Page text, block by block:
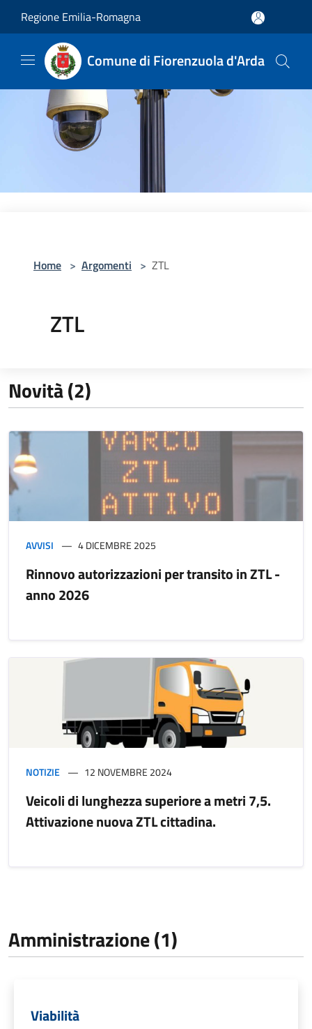
Regione Emilia-Romagna
Comune di Fiorenzuola d'Arda
Home > Argomenti > ZTL
ZTL
Novità (2)
AVVISI 4 DICEMBRE 2025
Rinnovo autorizzazioni per transito in ZTL -
anno 2026
NOTIZIE 12 NOVEMBRE 2024
Veicoli di lunghezza superiore a metri 7,5.
Attivazione nuova ZTL cittadina.
Amministrazione (1)
Viabilità